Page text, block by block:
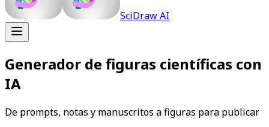
SciDraw AI
Generador de figuras científicas con
IA
De prompts, notas y manuscritos a figuras para publicar